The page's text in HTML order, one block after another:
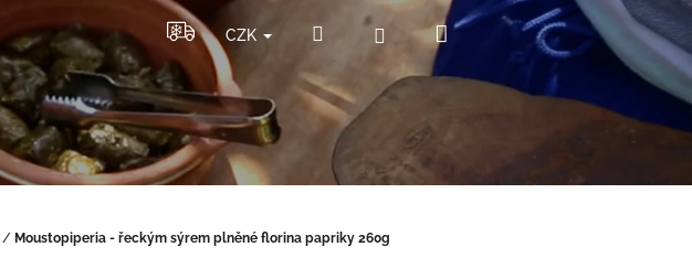
CZK Hledat PřihlášeníNákupní
košík
/ Moustopiperia - řeckým sýrem plněné florina papriky 260g